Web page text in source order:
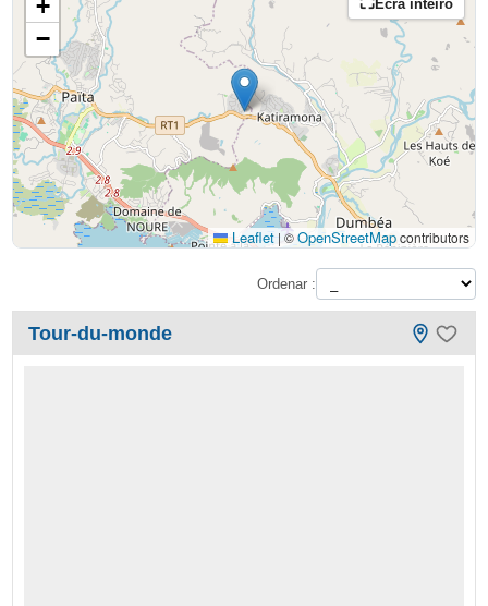
Ecrã inteiro
+
−
Leaflet | ©OpenStreetMapcontributors
Ordenar :
Tour-du-monde